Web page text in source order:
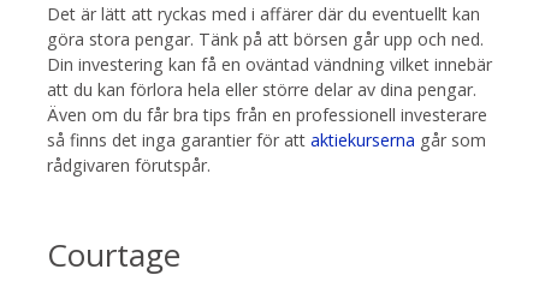
Det är lätt att ryckas med i affärer där du eventuellt kan
göra stora pengar. Tänk på att börsen går upp och ned.
Din investering kan få en oväntad vändning vilket innebär
att du kan förlora hela eller större delar av dina pengar.
Även om du får bra tips från en professionell investerare
så finns det inga garantier för att aktiekurserna går som
rådgivaren förutspår.
Courtage